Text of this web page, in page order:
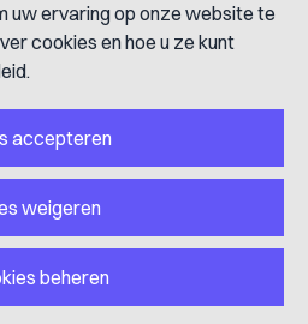
YouTube
uw ervaring op onze website te
cookies en hoe u ze kunt
accepteren
weigeren
beheren